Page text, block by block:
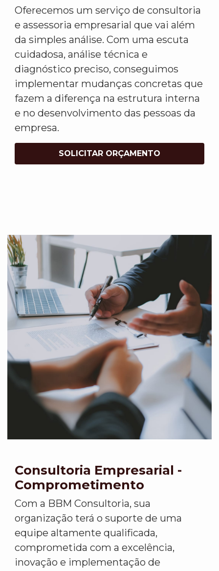
Oferecemos um serviço de consultoria
e assessoria empresarial que vai além
da simples análise. Com uma escuta
cuidadosa, análise técnica e
diagnóstico preciso, conseguimos
implementar mudanças concretas que
fazem a diferença na estrutura interna
e no desenvolvimento das pessoas da
empresa.
SOLICITAR ORÇAMENTO
Consultoria Empresarial -
Comprometimento
Com a BBM Consultoria, sua
organização terá o suporte de uma
equipe altamente qualificada,
comprometida com a excelência,
inovação e implementação de